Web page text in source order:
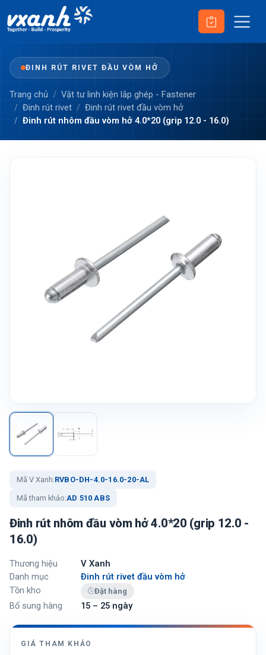
ĐINH RÚT RIVET ĐẦU VÒM HỞ
Trang chủ
Vật tư linh kiện lắp ghép - Fastener
Đinh rút rivet
Đinh rút rivet đầu vòm hở
Đinh rút nhôm đầu vòm hở 4.0*20 (grip 12.0 - 16.0)
Mã V Xanh:RVBO-DH-4.0-16.0-20-AL
Mã tham khảo:AD 510 ABS
Đinh rút nhôm đầu vòm hở 4.0*20 (grip 12.0 -
16.0)
Thương hiệu
V Xanh
Danh mục
Đinh rút rivet đầu vòm hở
Tồn kho
Đặt hàng
Bổ sung hàng 15 – 25 ngày
GIÁ THAM KHẢO